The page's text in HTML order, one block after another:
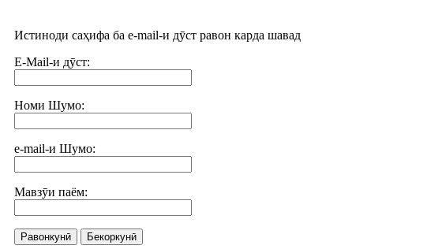
Истиноди саҳифа ба e-mail-и дӯст равон карда шавад
E-Mail-и дӯст:
Номи Шумо:
e-mail-и Шумо:
Мавзӯи паём:
Равонкунӣ Бекоркунӣ